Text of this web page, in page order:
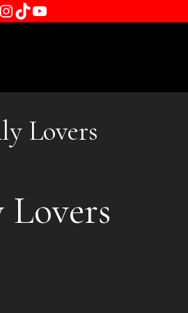
Instagram
TikTok
YouTube
Lovers